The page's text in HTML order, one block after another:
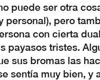
puede ser otra
personal), pero
con cierta
payasos tristes.
sus bromas las
sentía muy bien, y